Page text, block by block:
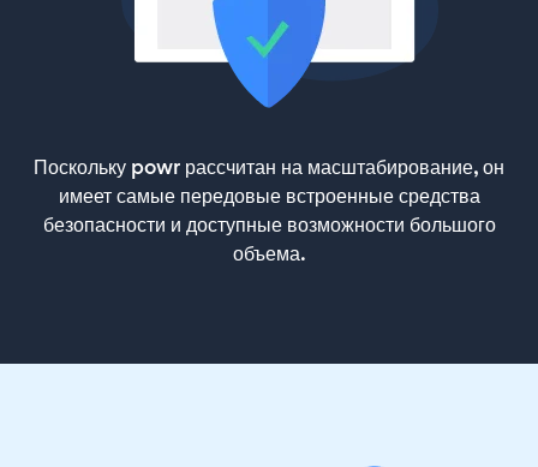
Поскольку powr рассчитан на масштабирование, он
имеет самые передовые встроенные средства
безопасности и доступные возможности большого
объема.